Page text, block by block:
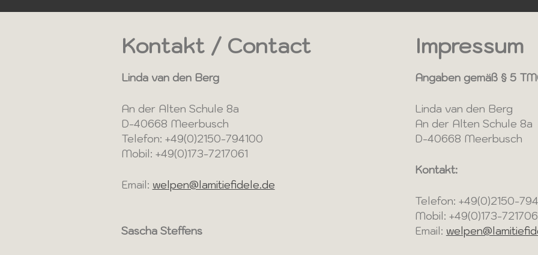
Kontakt / Contact
Linda van den Berg
An der Alten Schule 8a
D-40668 Meerbusch
Telefon: +49(0)2150-794100
Mobil: +49(0)173-7217061
Email: welpen@lamitiefidele.de
Sascha Steffens
Impressum
Angaben gemäß § 5
Linda van den Berg
An der Alten Schule 8a
D-40668 Meerbusch
Kontakt:
Telefon: +49(0)2150-
Mobil: +49(0)173-
Email: